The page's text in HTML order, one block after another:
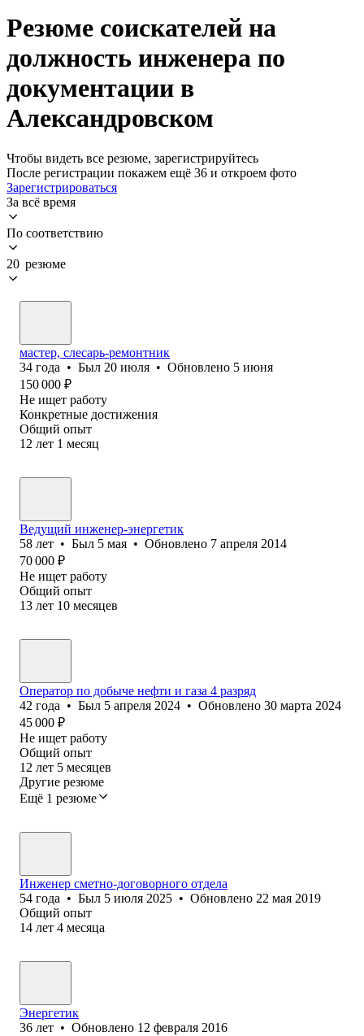
Резюме соискателей на
должность инженера по
документации в
Александровском
Чтобы видеть все резюме, зарегистрируйтесь
После регистрации покажем ещё 36 и откроем фото
Зарегистрироваться
За всё время
По соответствию
20 резюме
мастер, слесарь-ремонтник
34 года • Был 20 июля • Обновлено 5 июня
150 000 ₽
Не ищет работу
Конкретные достижения
Общий опыт
12 лет 1 месяц
Ведущий инженер-энергетик
58 лет • Был 5 мая • Обновлено 7 апреля 2014
70 000 ₽
Не ищет работу
Общий опыт
13 лет 10 месяцев
Оператор по добыче нефти и газа 4 разряд
42 года • Был 5 апреля 2024 • Обновлено 30 марта 2024
45 000 ₽
Не ищет работу
Общий опыт
12 лет 5 месяцев
Другие резюме
Ещё 1 резюме
Инженер сметно-договорного отдела
54 года • Был 5 июля 2025 • Обновлено 22 мая 2019
Общий опыт
14 лет 4 месяца
Энергетик
36 лет • Обновлено 12 февраля 2016